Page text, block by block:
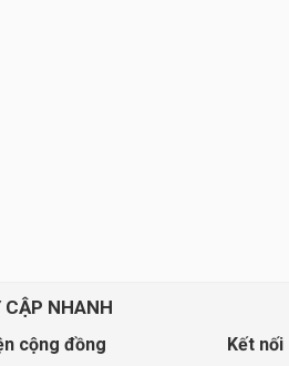
CẬP NHANH
cộng đồng Kết